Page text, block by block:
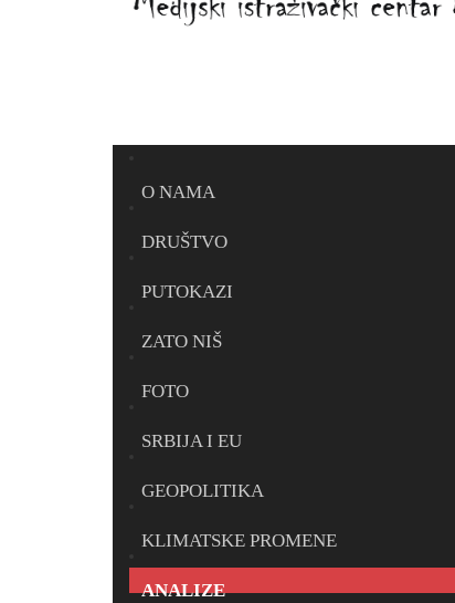
O NAMA
DRUŠTVO
PUTOKAZI
ZATO NIŠ
FOTO
SRBIJA I EU
GEOPOLITIKA
KLIMATSKE PROMENE
ANALIZE